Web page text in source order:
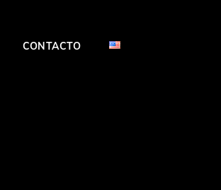
CONTACTO